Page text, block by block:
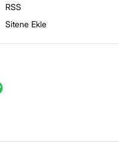
RSS
Sitene Ekle